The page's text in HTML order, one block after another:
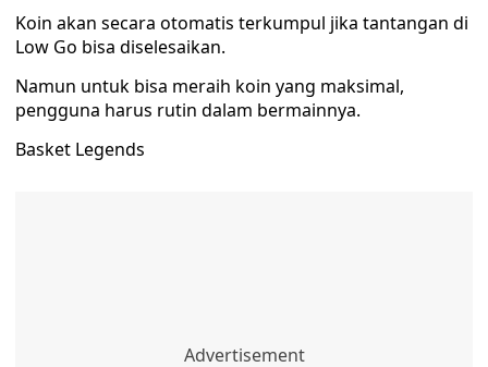
Koin akan secara otomatis terkumpul jika tantangan di
Low Go bisa diselesaikan.
Namun untuk bisa meraih koin yang maksimal,
pengguna harus rutin dalam bermainnya.
Basket Legends